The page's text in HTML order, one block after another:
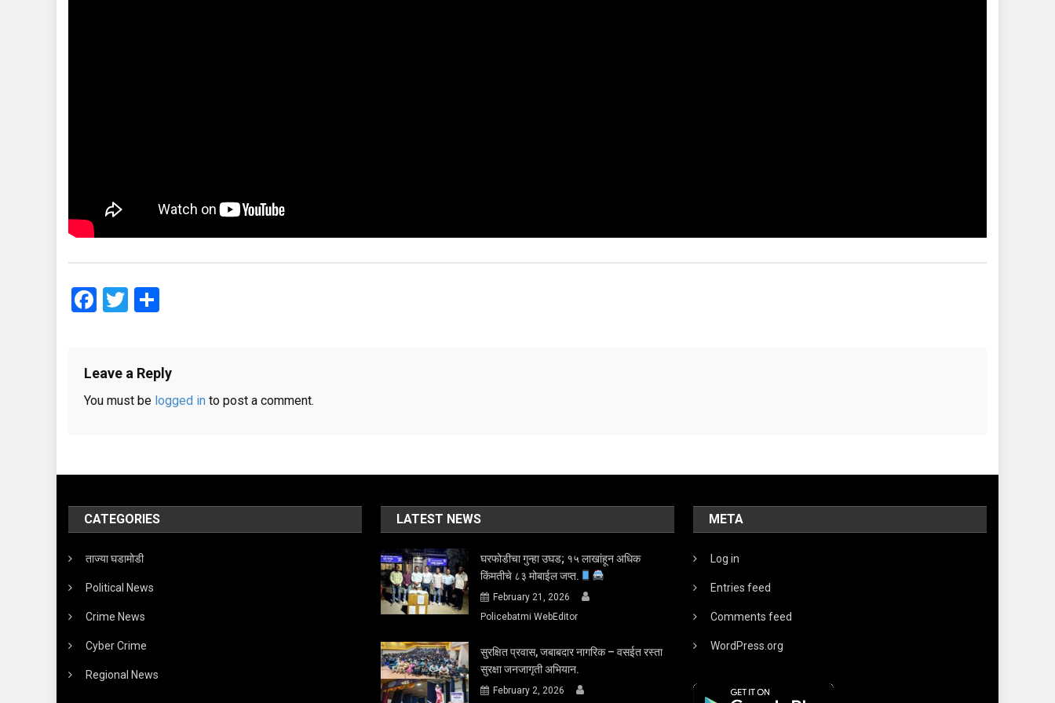
Facebook
Twitter
Leave a Reply
You must be logged in to post a comment.
CATEGORIES
ताज्या घडामोडी
Political News
Crime News
Cyber Crime
Regional News
LATEST NEWS
घरफोडीचा गुन्हा उघड; १५ लाखांहून अधिक
किंमतीचे ८३ मोबाईल जप्त.
February 21, 2026
Policebatmi WebEditor
सुरक्षित प्रवास, जबाबदार नागरिक – वसईत रस्ता
सुरक्षा जनजागृती अभियान.
February 2, 2026
META
Log in
Entries feed
Comments feed
WordPress.org